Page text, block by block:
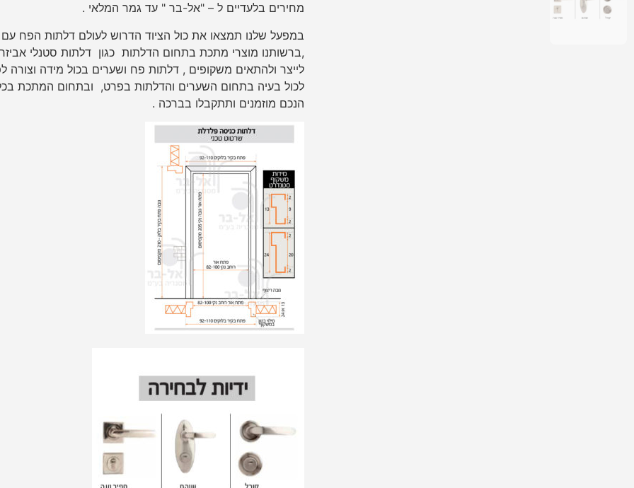
מחירים בלעדיים ל – "אל-בר " עד גמר המלאי .
במפעל שלנו תמצאו את כול הציוד הדרוש לעולם דלתות הפח עם
,ברשותנו מוצרי מתכת בתחום הדלתות כגון דלתות סטנלי
לייצר ולהתאים משקופים , דלתות פח ושערים בכול מידה וצורה
לכול בעיה בתחום השערים והדלתות בפרט, ובתחום המתכת
הנכם מוזמנים ותתקבלו בברכה .